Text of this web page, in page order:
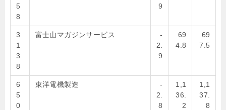
5
8
9
3
1
3
8
富士山マガジンサービス
-
2.
9
69
4.8
69
7.5
6
5
0
東洋電機製造
-
2.
8
1,1
36.
2
1,1
37.
8